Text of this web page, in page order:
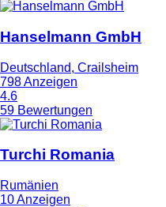
Hanselmann GmbH
Deutschland, Crailsheim
798 Anzeigen
4.6
59 Bewertungen
Turchi Romania
Rumänien
10 Anzeigen